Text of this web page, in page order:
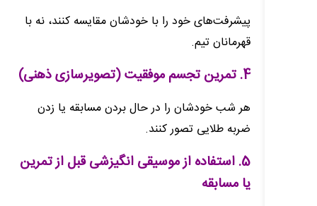
پیشرفت‌های خود را با خودشان مقایسه کنند، نه با
قهرمانان تیم.
4. تمرین تجسم موفقیت (تصویرسازی ذهنی)
هر شب خودشان را در حال بردن مسابقه یا زدن
ضربه طلایی تصور کنند.
5. استفاده از موسیقی انگیزشی قبل از تمرین
یا مسابقه